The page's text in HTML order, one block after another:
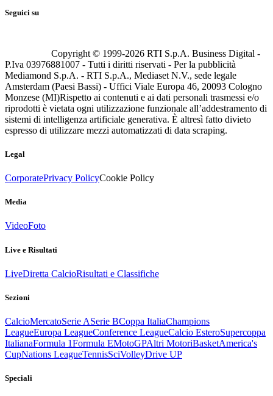
Seguici su
Copyright © 1999-2026 RTI S.p.A. Business Digital -
P.Iva 03976881007 - Tutti i diritti riservati - Per la pubblicità
Mediamond S.p.A. - RTI S.p.A., Mediaset N.V., sede legale
Amsterdam (Paesi Bassi) - Uffici Viale Europa 46, 20093 Cologno
Monzese (MI)Rispetto ai contenuti e ai dati personali trasmessi e/o
riprodotti è vietata ogni utilizzazione funzionale all’addestramento di
sistemi di intelligenza artificiale generativa. È altresì fatto divieto
espresso di utilizzare mezzi automatizzati di data scraping.
Legal
CorporatePrivacy PolicyCookie Policy
Media
VideoFoto
Live e Risultati
LiveDiretta CalcioRisultati e Classifiche
Sezioni
CalcioMercatoSerie ASerie BCoppa ItaliaChampions
LeagueEuropa LeagueConference LeagueCalcio EsteroSupercoppa
ItalianaFormula 1Formula EMotoGPAltri MotoriBasketAmerica's
CupNations LeagueTennisSciVolleyDrive UP
Speciali